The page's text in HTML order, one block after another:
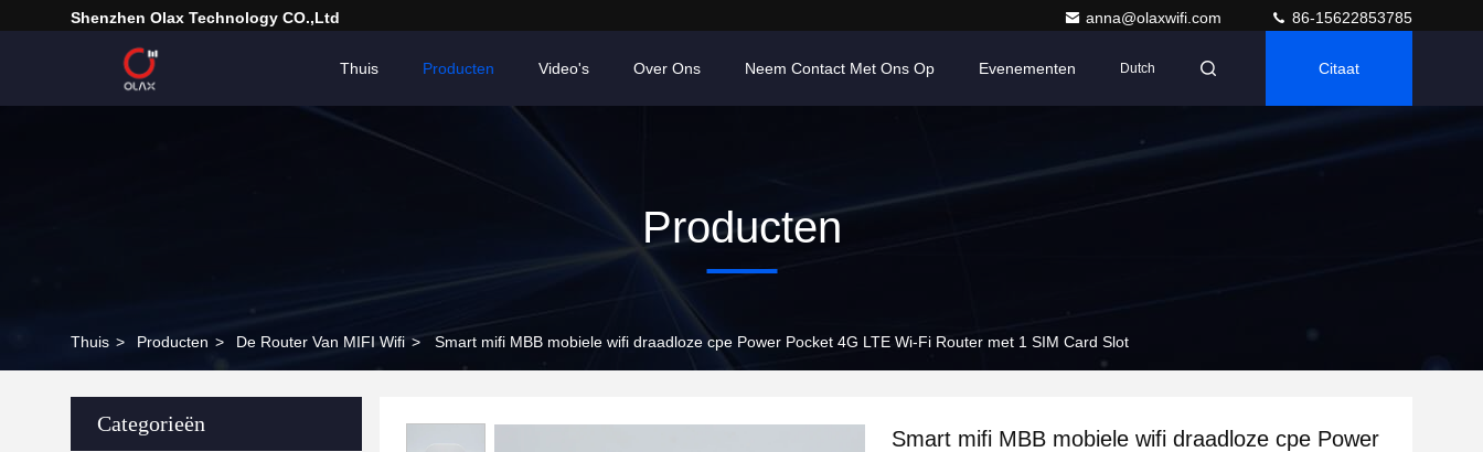
Shenzhen Olax Technology CO.,Ltd anna@olaxwifi.com 86-15622853785
Thuis Producten Video's Over Ons Neem Contact Met Ons Op Evenementen Dutch Citaat
Producten
Thuis > Producten > De Router Van MIFI Wifi > Smart mifi MBB mobiele wifi draadloze cpe Power Pocket 4G LTE Wi-Fi Router met 1 SIM Card Slot
Categorieën
Smart mifi MBB mobiele wifi draadloze cpe Power